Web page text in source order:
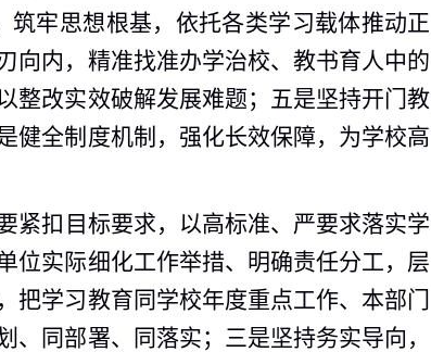
牢思想根基，依托各类学习载体推动正
向内，精准找准办学治校、教书育人中的
整改实效破解发展难题；五是坚持开门教
健全制度机制，强化长效保障，为学校高
紧扣目标要求，以高标准、严要求落实学
位实际细化工作举措、明确责任分工，层
把学习教育同学校年度重点工作、本部门
同部署、同落实；三是坚持务实导向，